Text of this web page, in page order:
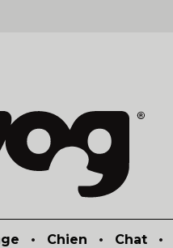
• Chien • Chat •